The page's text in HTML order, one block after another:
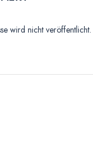
wird nicht veröffentlicht.